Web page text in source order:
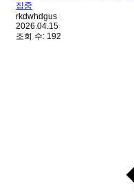
집중
rkdwhdgus
2026.04.15
조회 수: 192